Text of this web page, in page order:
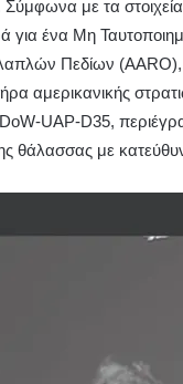
με τα
για ένα Μη
Πεδίων (AARO),
αμερικανικής
UAP-D35,
θάλασσας με